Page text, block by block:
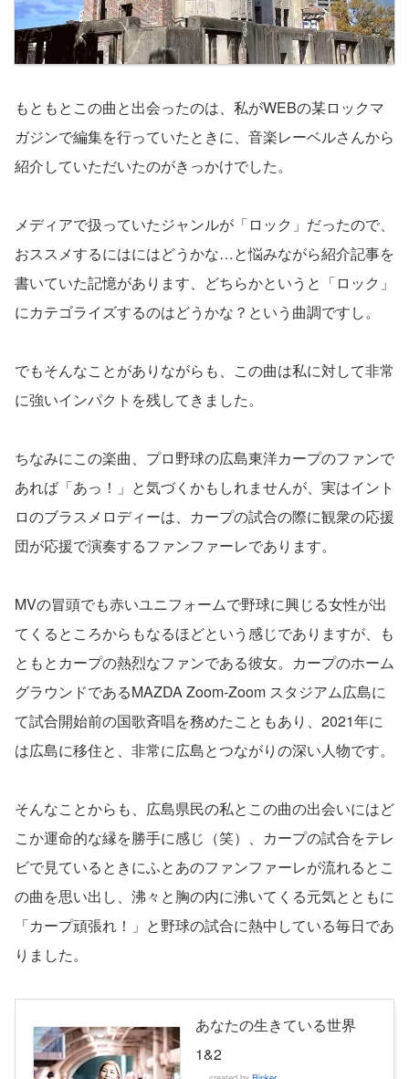
もともとこの曲と出会ったのは、私がWEBの某ロックマ
ガジンで編集を行っていたときに、音楽レーベルさんから
紹介していただいたのがきっかけでした。
メディアで扱っていたジャンルが「ロック」だったので、
おススメするにはにはどうかな…と悩みながら紹介記事を
書いていた記憶があります、どちらかというと「ロック」
にカテゴライズするのはどうかな？という曲調ですし。
でもそんなことがありながらも、この曲は私に対して非常
に強いインパクトを残してきました。
ちなみにこの楽曲、プロ野球の広島東洋カープのファンで
あれば「あっ！」と気づくかもしれませんが、実はイント
ロのブラスメロディーは、カープの試合の際に観衆の応援
団が応援で演奏するファンファーレであります。
MVの冒頭でも赤いユニフォームで野球に興じる女性が出
てくるところからもなるほどという感じでありますが、も
ともとカープの熱烈なファンである彼女。カープのホーム
グラウンドであるMAZDA Zoom-Zoom スタジアム広島に
て試合開始前の国歌斉唱を務めたこともあり、2021年に
は広島に移住と、非常に広島とつながりの深い人物です。
そんなことからも、広島県民の私とこの曲の出会いにはど
こか運命的な縁を勝手に感じ（笑）、カープの試合をテレ
ビで見ているときにふとあのファンファーレが流れるとこ
の曲を思い出し、沸々と胸の内に沸いてくる元気とともに
「カープ頑張れ！」と野球の試合に熱中している毎日であ
りました。
あなたの生きている世界
1&2